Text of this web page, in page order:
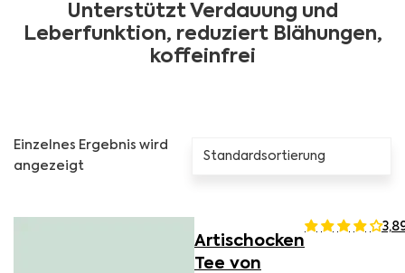
Unterstützt Verdauung und
Leberfunktion, reduziert Blähungen,
koffeinfrei
Einzelnes Ergebnis wird
angezeigt
Artischocken
Tee von